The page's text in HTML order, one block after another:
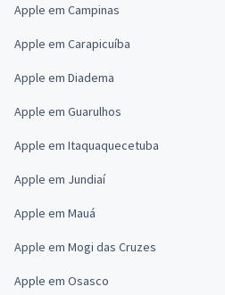
Apple em Campinas
Apple em Carapicuíba
Apple em Diadema
Apple em Guarulhos
Apple em Itaquaquecetuba
Apple em Jundiaí
Apple em Mauá
Apple em Mogi das Cruzes
Apple em Osasco